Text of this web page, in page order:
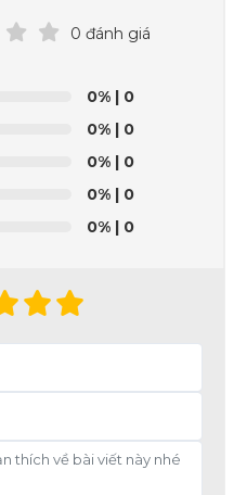
0 đánh giá
0% | 0
0% | 0
0% | 0
0% | 0
0% | 0